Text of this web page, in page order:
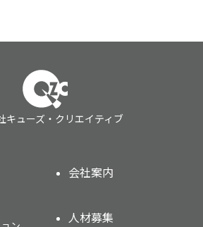
キューズ・クリエイティブ
会社案内
人材募集